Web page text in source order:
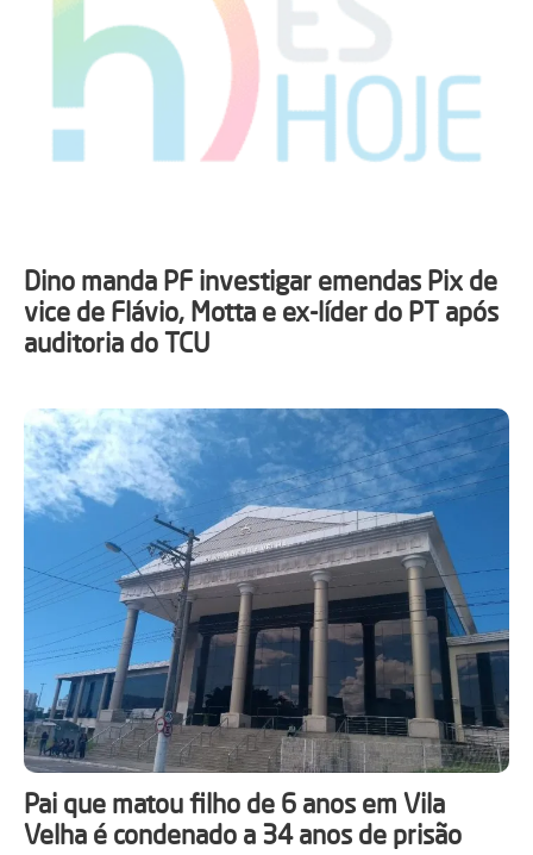
Dino manda PF investigar emendas Pix de
vice de Flávio, Motta e ex-líder do PT após
auditoria do TCU
Pai que matou filho de 6 anos em Vila
Velha é condenado a 34 anos de prisão